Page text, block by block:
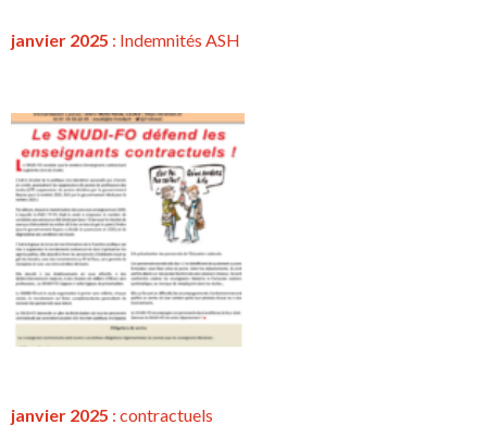
janvier 2025 : Indemnités ASH
janvier 2025 : contractuels